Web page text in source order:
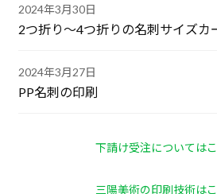
2024年3月30日
2つ折り～4つ折りの名刺サイズカ
2024年3月27日
PP名刺の印刷
下請け受注については
三陽美術の印刷技術は